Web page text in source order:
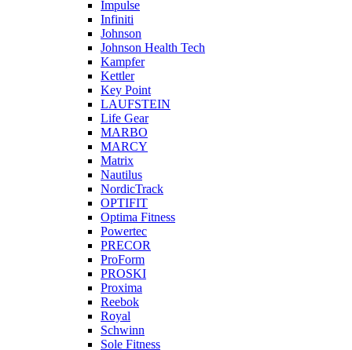
Impulse
Infiniti
Johnson
Johnson Health Tech
Kampfer
Kettler
Key Point
LAUFSTEIN
Life Gear
MARBO
MARCY
Matrix
Nautilus
NordicTrack
OPTIFIT
Optima Fitness
Powertec
PRECOR
ProForm
PROSKI
Proxima
Reebok
Royal
Schwinn
Sole Fitness